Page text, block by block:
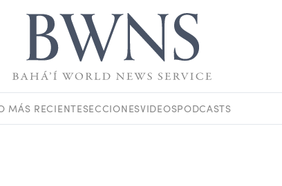
MÁS RECIENTESECCIONESVIDEOSPODCASTS